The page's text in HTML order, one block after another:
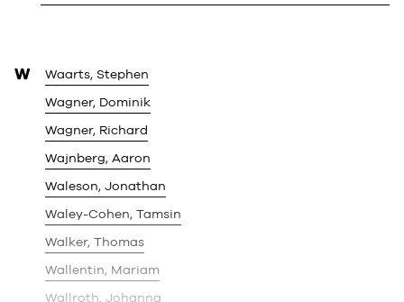
W Waarts, Stephen
Wagner, Dominik
Wagner, Richard
Wajnberg, Aaron
Waleson, Jonathan
Waley-Cohen, Tamsin
Walker, Thomas
Wallentin, Mariam
Wallroth, Johanna